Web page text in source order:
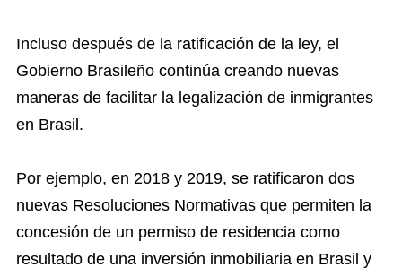
Incluso después de la ratificación de la ley, el
Gobierno Brasileño continúa creando nuevas
maneras de facilitar la legalización de inmigrantes
en Brasil.
Por ejemplo, en 2018 y 2019, se ratificaron dos
nuevas Resoluciones Normativas que permiten la
concesión de un permiso de residencia como
resultado de una inversión inmobiliaria en Brasil y